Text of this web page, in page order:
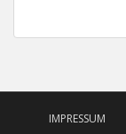
IMPRESSUM